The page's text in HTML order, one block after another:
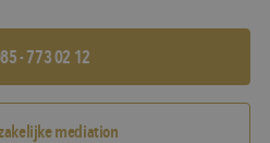
- 773 02 12
mediation